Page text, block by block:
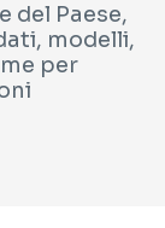
del Paese,
modelli,
per